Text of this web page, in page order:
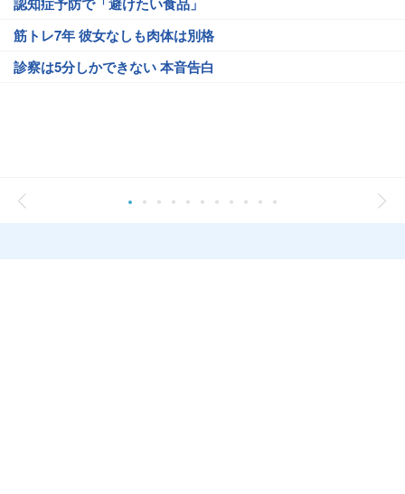
筋トレ7年 彼女なしも肉体は別格
診察は5分しかできない 本音告白